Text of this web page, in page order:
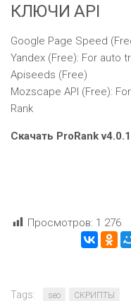
КЛЮЧИ API
Google Page Speed
Yandex (Free): For auto
Apiseeds (Free)
Mozscape API (Free):
Rank
Скачать ProRank
Просмотров: 1 276
Tags: seo СКРИПТЫ